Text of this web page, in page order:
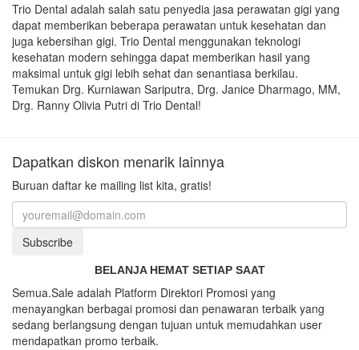
Trio Dental adalah salah satu penyedia jasa perawatan gigi yang
dapat memberikan beberapa perawatan untuk kesehatan dan
juga kebersihan gigi. Trio Dental menggunakan teknologi
kesehatan modern sehingga dapat memberikan hasil yang
maksimal untuk gigi lebih sehat dan senantiasa berkilau.
Temukan Drg. Kurniawan Sariputra, Drg. Janice Dharmago, MM,
Drg. Ranny Olivia Putri di Trio Dental!
Dapatkan diskon menarik lainnya
Buruan daftar ke mailing list kita, gratis!
Subscribe
BELANJA HEMAT SETIAP SAAT
Semua.Sale adalah Platform Direktori Promosi yang
menayangkan berbagai promosi dan penawaran terbaik yang
sedang berlangsung dengan tujuan untuk memudahkan user
mendapatkan promo terbaik.